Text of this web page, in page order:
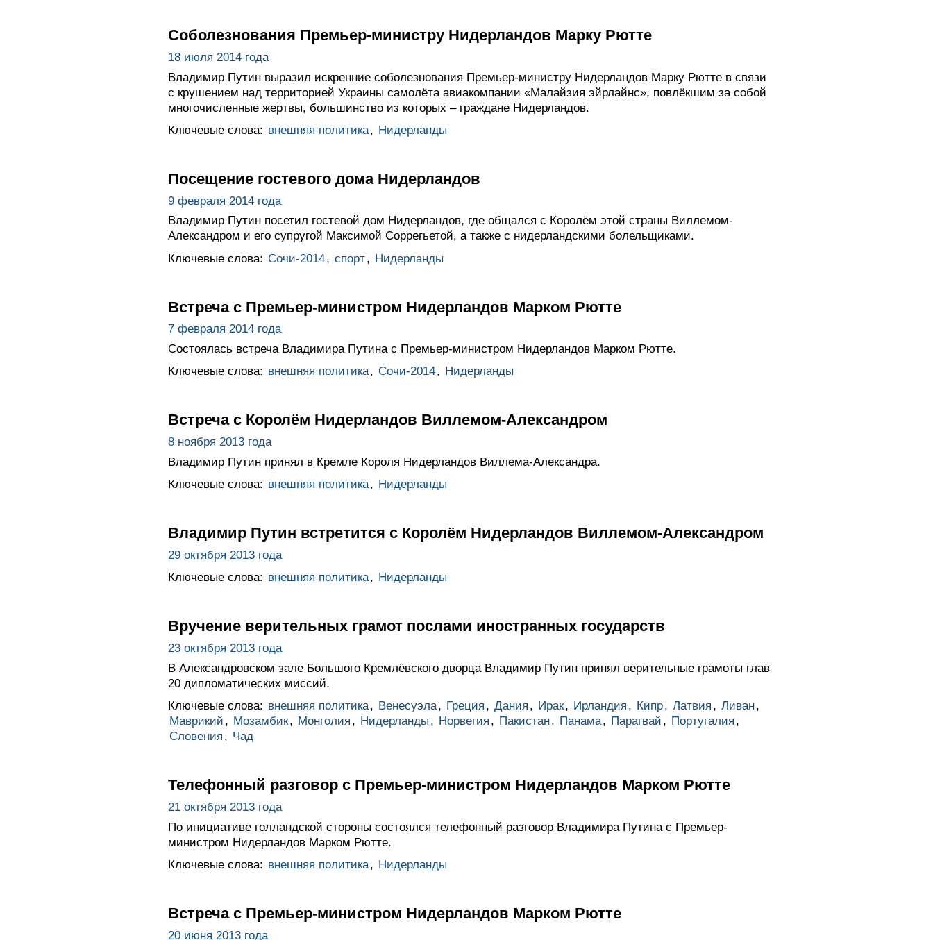
Соболезнования Премьер-министру Нидерландов Марку Рютте
18 июля 2014 года
Владимир Путин выразил искренние соболезнования Премьер-министру Нидерландов Марку Рютте в связи
с крушением над территорией Украины самолёта авиакомпании «Малайзия эйрлайнс», повлёкшим за собой
многочисленные жертвы, большинство из которых – граждане Нидерландов.
Ключевые слова: внешняя политика, Нидерланды
Посещение гостевого дома Нидерландов
9 февраля 2014 года
Владимир Путин посетил гостевой дом Нидерландов, где общался с Королём этой страны Виллемом-
Александром и его супругой Максимой Соррегьетой, а также с нидерландскими болельщиками.
Ключевые слова: Сочи-2014, спорт, Нидерланды
Встреча с Премьер-министром Нидерландов Марком Рютте
7 февраля 2014 года
Состоялась встреча Владимира Путина с Премьер-министром Нидерландов Марком Рютте.
Ключевые слова: внешняя политика, Сочи-2014, Нидерланды
Встреча с Королём Нидерландов Виллемом-Александром
8 ноября 2013 года
Владимир Путин принял в Кремле Короля Нидерландов Виллема-Александра.
Ключевые слова: внешняя политика, Нидерланды
Владимир Путин встретится с Королём Нидерландов Виллемом-Александром
29 октября 2013 года
Ключевые слова: внешняя политика, Нидерланды
Вручение верительных грамот послами иностранных государств
23 октября 2013 года
В Александровском зале Большого Кремлёвского дворца Владимир Путин принял верительные грамоты глав
20 дипломатических миссий.
Ключевые слова: внешняя политика, Венесуэла, Греция , Дания , Ирак, Ирландия , Кипр, Латвия , Ливан,
Маврикий , Мозамбик, Монголия , Нидерланды , Норвегия , Пакистан, Панама, Парагвай , Португалия ,
Словения , Чад
Телефонный разговор с Премьер-министром Нидерландов Марком Рютте
21 октября 2013 года
По инициативе голландской стороны состоялся телефонный разговор Владимира Путина с Премьер-
министром Нидерландов Марком Рютте.
Ключевые слова: внешняя политика, Нидерланды
Встреча с Премьер-министром Нидерландов Марком Рютте
20 июня 2013 года